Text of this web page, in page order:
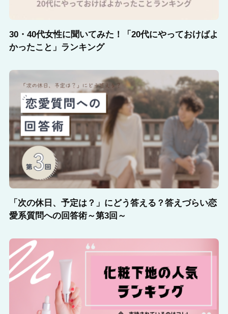
30・40代女性に聞いてみた！「20代にやっておけばよ
かったこと」ランキング
「次の休日、予定は？」にどう答える？答えづらい恋
愛系質問への回答術～第3回～